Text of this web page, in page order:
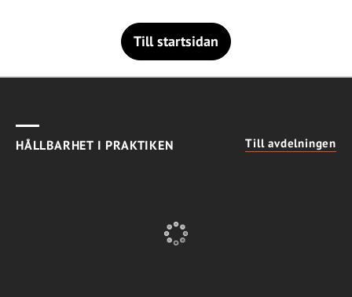
Till startsidan
HÅLLBARHET I PRAKTIKEN Till avdelningen